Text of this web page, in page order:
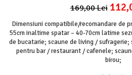
169,00 Lei
Dimensiuni compatibile/recomandare de
55cm inaltime spatar – 40-70cm latime
de bucatarie; scaune de living / sufragerie;
pentru bar / restaurant / cafenele;
birou;